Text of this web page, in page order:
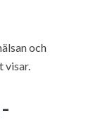
och
visar.